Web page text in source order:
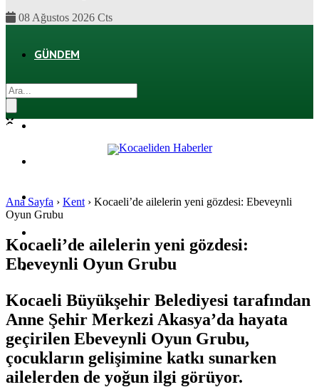
08 Ağustos 2026 Cts
GÜNDEM
SPOR
SAĞLIK
Ana Sayfa › Kent › Kocaeli’de ailelerin yeni gözdesi: Ebeveynli
Oyun Grubu
Kocaeli’de ailelerin yeni gözdesi:
Ebeveynli Oyun Grubu
Kocaeli Büyükşehir Belediyesi tarafından
Anne Şehir Merkezi Akasya’da hayata
geçirilen Ebeveynli Oyun Grubu,
çocukların gelişimine katkı sunarken
ailelerden de yoğun ilgi görüyor.